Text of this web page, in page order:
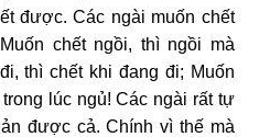
được. Các ngài muốn chết
chết ngồi, thì ngồi mà
thì chết khi đang đi; Muốn
lúc ngủ! Các ngài rất tự
được cả. Chính vì thế mà